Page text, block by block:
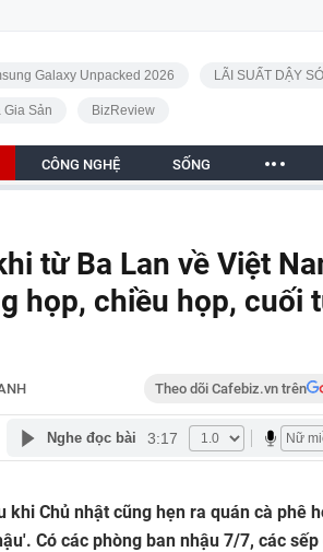
Galaxy Unpacked 2026 LÃI SUẤT DẬY
Gia Sản BizReview
CÔNG NGHỆ SỐNG
từ Ba Lan về Việt
họp, chiều họp, cuối
Theo dõi Cafebiz.vn trên
Nghe đọc bài 3:17
khi Chủ nhật cũng hẹn ra quán cà phê
Có các phòng ban nhậu 7/7, các